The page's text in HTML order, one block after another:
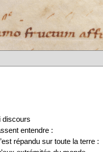
discours
entendre :
répandu sur toute la terre :